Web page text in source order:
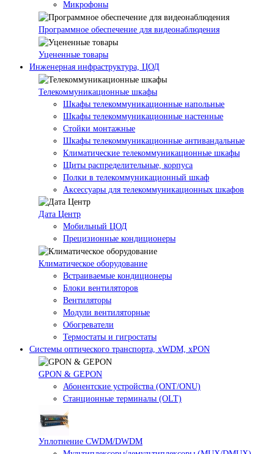
Микрофоны
Программное обеспечение для видеонаблюдения
Уцененные товары
Инженерная инфраструктура, ЦОД
Телекоммуникационные шкафы
Шкафы телекоммуникационные напольные
Шкафы телекоммуникационные настенные
Стойки монтажные
Шкафы телекоммуникационные антивандальные
Климатические телекоммуникационные шкафы
Щиты распределительные, корпуса
Полки в телекоммуникационный шкаф
Аксессуары для телекоммуникационных шкафов
Дата Центр
Мобильный ЦОД
Прецизионные кондиционеры
Климатичeское оборудование
Встраиваемые кондиционеры
Блоки вентиляторов
Вентиляторы
Модули вентиляторные
Обогреватели
Термостаты и гигростаты
Системы оптического транспорта, xWDM, xPON
GPON & GEPON
Абонентские устройства (ONT/ONU)
Станционные терминалы (OLT)
Уплотнение CWDM/DWDM